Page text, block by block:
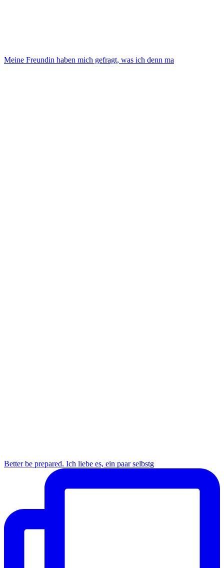
Meine Freundin haben mich gefragt, was ich denn ma
Better be prepared. Ich liebe es, ein paar selbstg